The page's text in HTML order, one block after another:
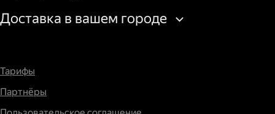
Доставка в вашем городе
Тарифы
Партнёры